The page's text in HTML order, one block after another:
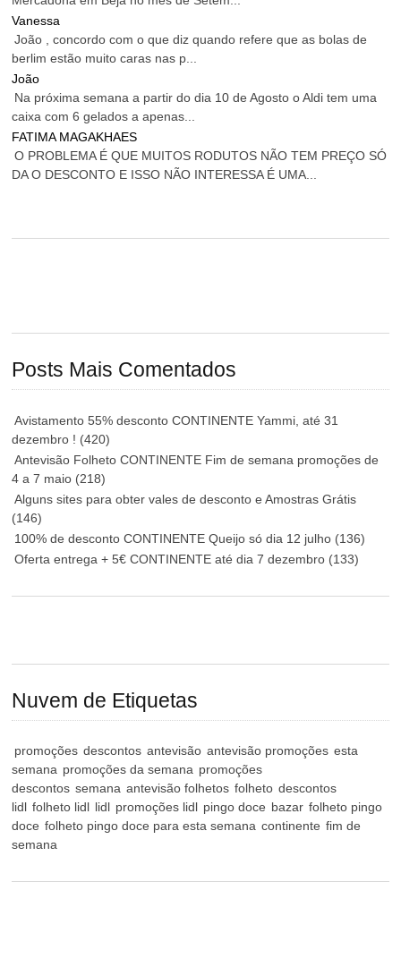
Vanessa
João , concordo com o que diz quando refere que as bolas de
berlim estão muito caras nas p...
João
Na próxima semana a partir do dia 10 de Agosto o Aldi tem uma
caixa com 6 gelados a apenas...
FATIMA MAGAKHAES
O PROBLEMA É QUE MUITOS RODUTOS NÃO TEM PREÇO SÓ
DA O DESCONTO E ISSO NÃO INTERESSA É UMA...
Posts Mais Comentados
Avistamento 55% desconto CONTINENTE Yammi, até 31
dezembro ! (420)
Antevisão Folheto CONTINENTE Fim de semana promoções de
4 a 7 maio (218)
Alguns sites para obter vales de desconto e Amostras Grátis
(146)
100% de desconto CONTINENTE Queijo só dia 12 julho (136)
Oferta entrega + 5€ CONTINENTE até dia 7 dezembro (133)
Nuvem de Etiquetas
promoções descontos antevisão antevisão promoções esta
semana promoções da semana promoções
descontos semana antevisão folhetos folheto descontos
lidl folheto lidl lidl promoções lidl pingo doce bazar folheto pingo
doce folheto pingo doce para esta semana continente fim de
semana